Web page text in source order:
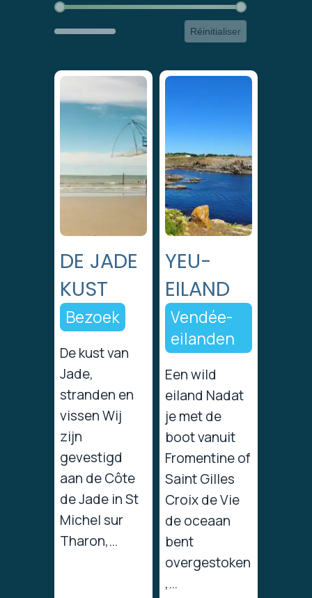
Distance du camping
Réinitialiser
DE JADE
KUST
Bezoek
De kust van
Jade,
stranden en
vissen Wij
zijn
gevestigd
aan de Côte
de Jade in St
Michel sur
Tharon,…
YEU-
EILAND
Vendée-
eilanden
Een wild
eiland Nadat
je met de
boot vanuit
Fromentine of
Saint Gilles
Croix de Vie
de oceaan
bent
overgestoken
,…